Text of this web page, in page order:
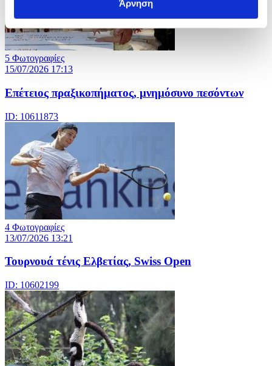
Άρνηση
5 Φωτογραφίες
15/07/2026 17:13
Επέτειος πραξικοπήματος, μνημόσυνο πεσόντων
ID: 10611873
4 Φωτογραφίες
13/07/2026 13:21
Τουρνουά τένις Ελβετίας, Swiss Open
ID: 10602199